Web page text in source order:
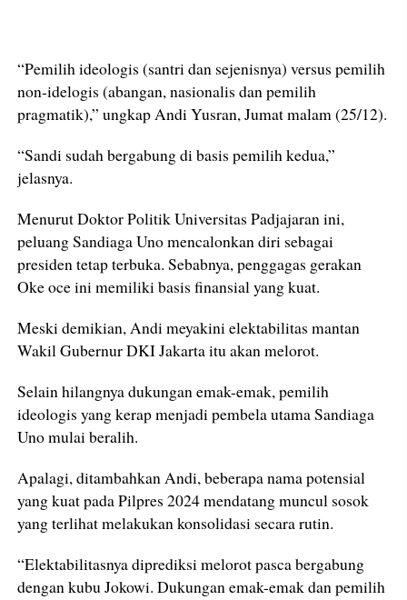
“Pemilih ideologis (santri dan sejenisnya) versus pemilih
non-idelogis (abangan, nasionalis dan pemilih
pragmatik),” ungkap Andi Yusran, Jumat malam (25/12).
“Sandi sudah bergabung di basis pemilih kedua,”
jelasnya.
Menurut Doktor Politik Universitas Padjajaran ini,
peluang Sandiaga Uno mencalonkan diri sebagai
presiden tetap terbuka. Sebabnya, penggagas gerakan
Oke oce ini memiliki basis finansial yang kuat.
Meski demikian, Andi meyakini elektabilitas mantan
Wakil Gubernur DKI Jakarta itu akan melorot.
Selain hilangnya dukungan emak-emak, pemilih
ideologis yang kerap menjadi pembela utama Sandiaga
Uno mulai beralih.
Apalagi, ditambahkan Andi, beberapa nama potensial
yang kuat pada Pilpres 2024 mendatang muncul sosok
yang terlihat melakukan konsolidasi secara rutin.
“Elektabilitasnya diprediksi melorot pasca bergabung
dengan kubu Jokowi. Dukungan emak-emak dan pemilih